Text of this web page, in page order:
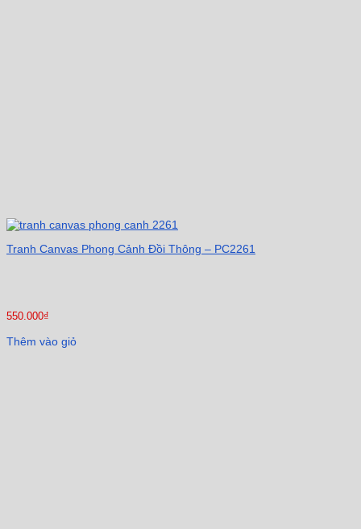
Tranh Canvas Phong Cảnh Đồi Thông – PC2261
550.000₫
Thêm vào giỏ